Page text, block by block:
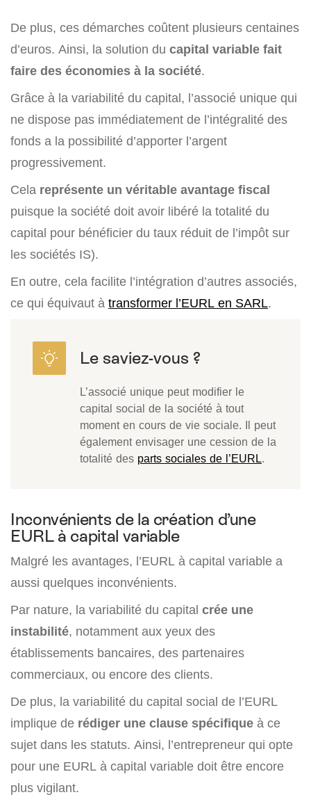
De plus, ces démarches coûtent plusieurs centaines
d’euros. Ainsi, la solution du capital variable fait
faire des économies à la société.
Grâce à la variabilité du capital, l’associé unique qui
ne dispose pas immédiatement de l’intégralité des
fonds a la possibilité d’apporter l’argent
progressivement.
Cela représente un véritable avantage fiscal
puisque la société doit avoir libéré la totalité du
capital pour bénéficier du taux réduit de l’impôt sur
les sociétés IS).
En outre, cela facilite l’intégration d’autres associés,
ce qui équivaut à transformer l’EURL en SARL.
L’associé unique peut modifier le
capital social de la société à tout
moment en cours de vie sociale. Il peut
également envisager une cession de la
totalité des parts sociales de l’EURL.
Inconvénients de la création d’une
EURL à capital variable
Malgré les avantages, l’EURL à capital variable a
aussi quelques inconvénients.
Par nature, la variabilité du capital crée une
instabilité, notamment aux yeux des
établissements bancaires, des partenaires
commerciaux, ou encore des clients.
De plus, la variabilité du capital social de l’EURL
implique de rédiger une clause spécifique à ce
sujet dans les statuts. Ainsi, l’entrepreneur qui opte
pour une EURL à capital variable doit être encore
plus vigilant.